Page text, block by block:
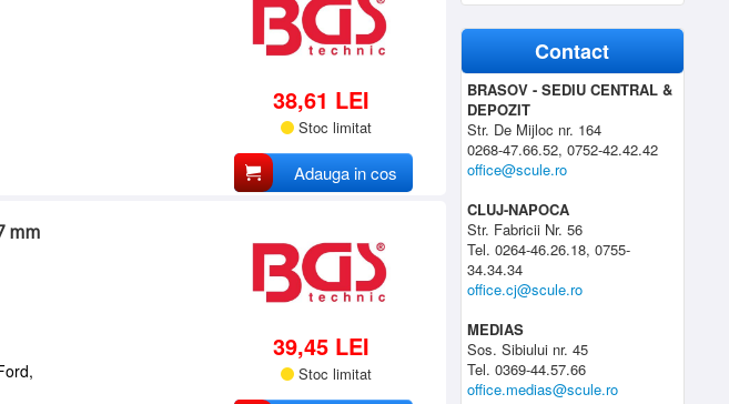
38,61 LEI
Stoc limitat
Adauga in cos
mm
39,45 LEI
Stoc limitat
Contact
BRASOV - SEDIU CENTRAL &
DEPOZIT
Str. De Mijloc nr. 164
0268-47.66.52, 0752-42.42.42
office@scule.ro
CLUJ-NAPOCA
Str. Fabricii Nr. 56
Tel. 0264-46.26.18, 0755-
34.34.34
office.cj@scule.ro
MEDIAS
Sos. Sibiului nr. 45
Tel. 0369-44.57.66
office.medias@scule.ro